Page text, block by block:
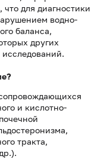
что для диагностики
водно-
баланса,
других
и кислотно-
тракта,